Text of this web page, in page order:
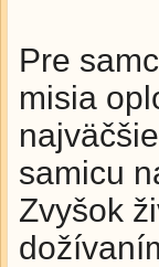
Pre
misia
samicu
Zvyšok